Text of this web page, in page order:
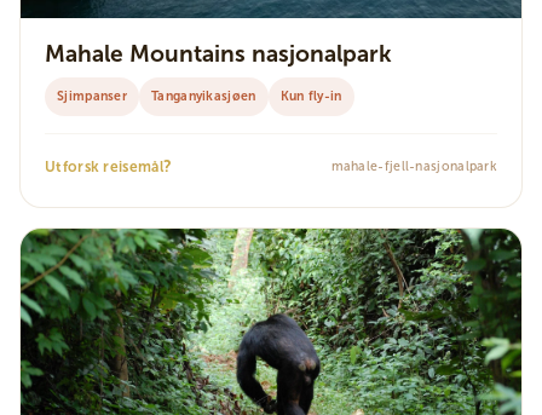
Mahale Mountains nasjonalpark
Sjimpanser Tanganyikasjøen Kun fly-in
Utforsk reisemål? mahale-fjell-nasjonalpark